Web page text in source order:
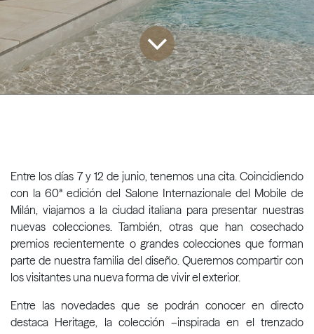
Entre los días 7 y 12 de junio, tenemos una cita. Coincidiendo
con la 60ª edición del Salone Internazionale del Mobile de
Milán, viajamos a la ciudad italiana para presentar nuestras
nuevas colecciones. También, otras que han cosechado
premios recientemente o grandes colecciones que forman
parte de nuestra familia del diseño. Queremos compartir con
los visitantes una nueva forma de vivir el exterior.
Entre las novedades que se podrán conocer en directo
destaca Heritage, la colección –inspirada en el trenzado